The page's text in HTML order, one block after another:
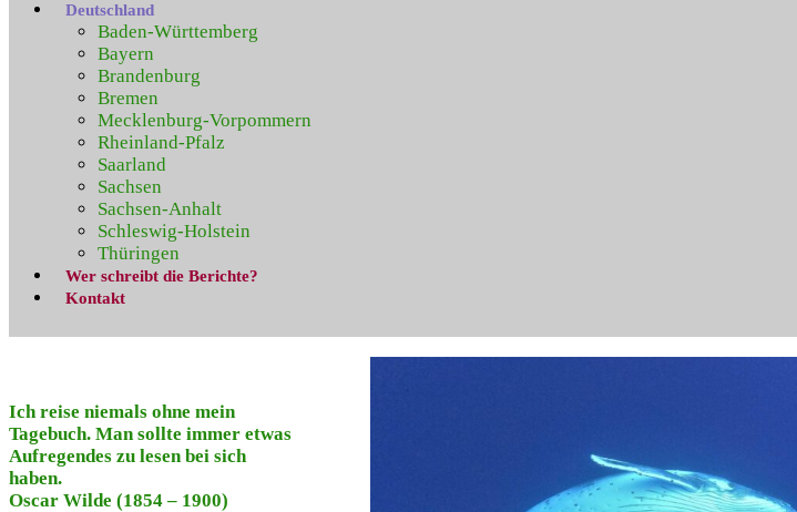
Deutschland
Baden-Württemberg
Bayern
Brandenburg
Bremen
Mecklenburg-Vorpommern
Rheinland-Pfalz
Saarland
Sachsen
Sachsen-Anhalt
Schleswig-Holstein
Thüringen
Wer schreibt die Berichte?
Kontakt
Ich reise niemals ohne mein
Tagebuch. Man sollte immer etwas
Aufregendes zu lesen bei sich
haben.
Oscar Wilde (1854 – 1900)